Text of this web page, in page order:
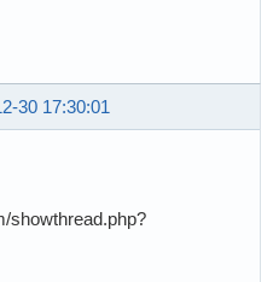
30 17:30:01
showthread.php?